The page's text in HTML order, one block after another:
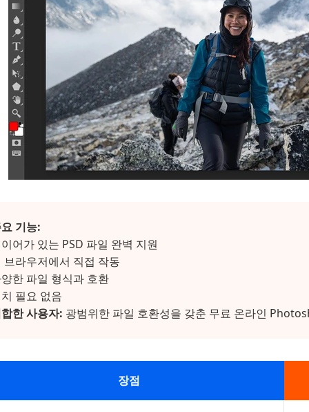
기능:
어가 있는 PSD 파일 완벽 지원
브라우저에서 직접 작동
한 파일 형식과 호환
필요 없음
한 사용자: 광범위한 파일 호환성을 갖춘 무료 온라인
장점